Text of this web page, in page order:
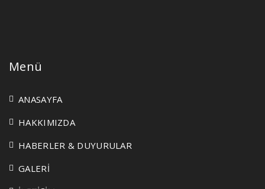
Menü
ANASAYFA
HAKKIMIZDA
HABERLER & DUYURULAR
GALERİ